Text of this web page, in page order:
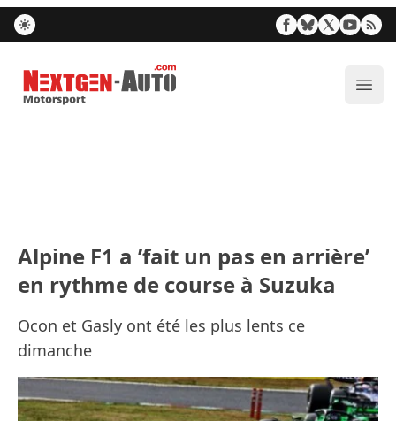
Nextgen-Auto.com
Alpine F1 a ’fait un pas en arrière’
en rythme de course à Suzuka
Ocon et Gasly ont été les plus lents ce
dimanche